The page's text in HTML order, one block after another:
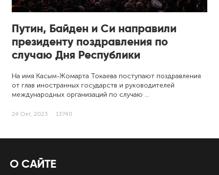
Путин, Байден и Си направили
президенту поздравления по
случаю Дня Республики
На имя Касым-Жомарта Токаева поступают поздравления
от глав иностранных государств и руководителей
международных организаций по случаю …
24 Окт, 2023 13740
О САЙТЕ